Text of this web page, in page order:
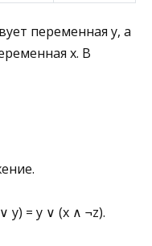
переменная y, а
x. В
y) = y ∨ (x ∧ ¬z).